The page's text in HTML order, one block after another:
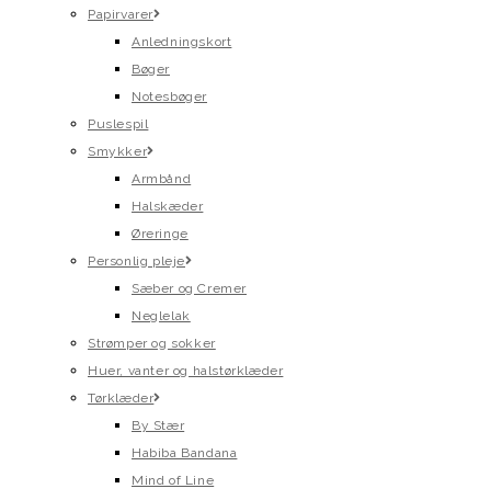
Papirvarer
Anledningskort
Bøger
Notesbøger
Puslespil
Smykker
Armbånd
Halskæder
Øreringe
Personlig pleje
Sæber og Cremer
Neglelak
Strømper og sokker
Huer, vanter og halstørklæder
Tørklæder
By Stær
Habiba Bandana
Mind of Line